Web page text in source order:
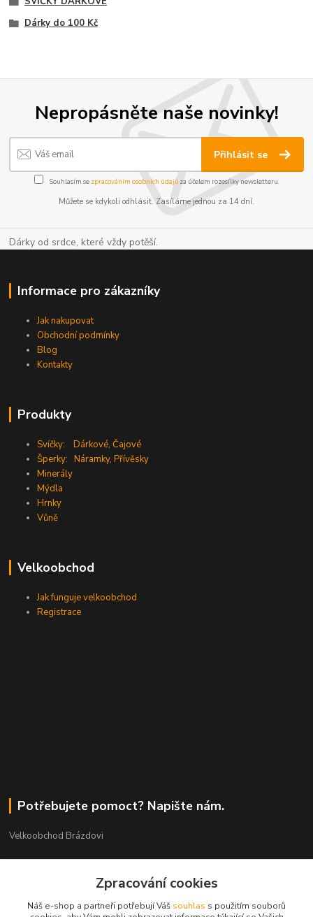
Dárky do 100 Kč
Nepropásněte naše novinky!
Přihlásit se
Souhlasím se zpracováním osobních údajůza účelem rozesílky newsletteru.
Můžete se kdykoli odhlásit. Zasíláme jednou za 14 dní.
Dárky od srdce, které vždy potěší.
Informace pro zákazníky
Jak nakupovat
Obchodní podmínky
Blog
Kontakty
Produkty
Svíčky: Dárkové,Čajové
Šperky: Náramky,Přívěsky
Minerály
Mýdla
Hrnky
Vůně
Velkoobchod
Jak funguje velkoobchod
Registrace
Potřebujete pomoct? Napište nám.
Velkoobchod Brázdovi
+420 602 565 661Zpracování cookies
Náš e-shop a partneři potřebují Váš souhlas s použitím souborů